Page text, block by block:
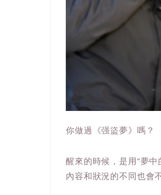
你做過《强盜夢》嗎？
醒來的時候，是用“夢
內容和狀況的不同也會